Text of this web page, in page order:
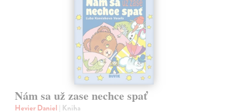
Nám sa už zase nechce spať
Hevier Daniel | Kniha